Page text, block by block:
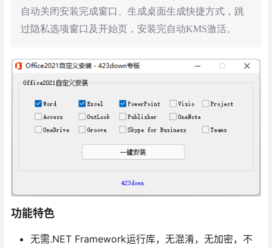
自动关闭安装完成窗口、生成桌面生成快捷方式，跳
过隐私选项窗口及开始页，安装完自动KMS激活。
功能特色
无需.NET Framework运行库，无混淆，无加密，不